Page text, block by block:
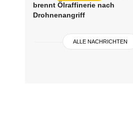
brennt Ölraffinerie nach
Drohnenangriff
ALLE NACHRICHTEN